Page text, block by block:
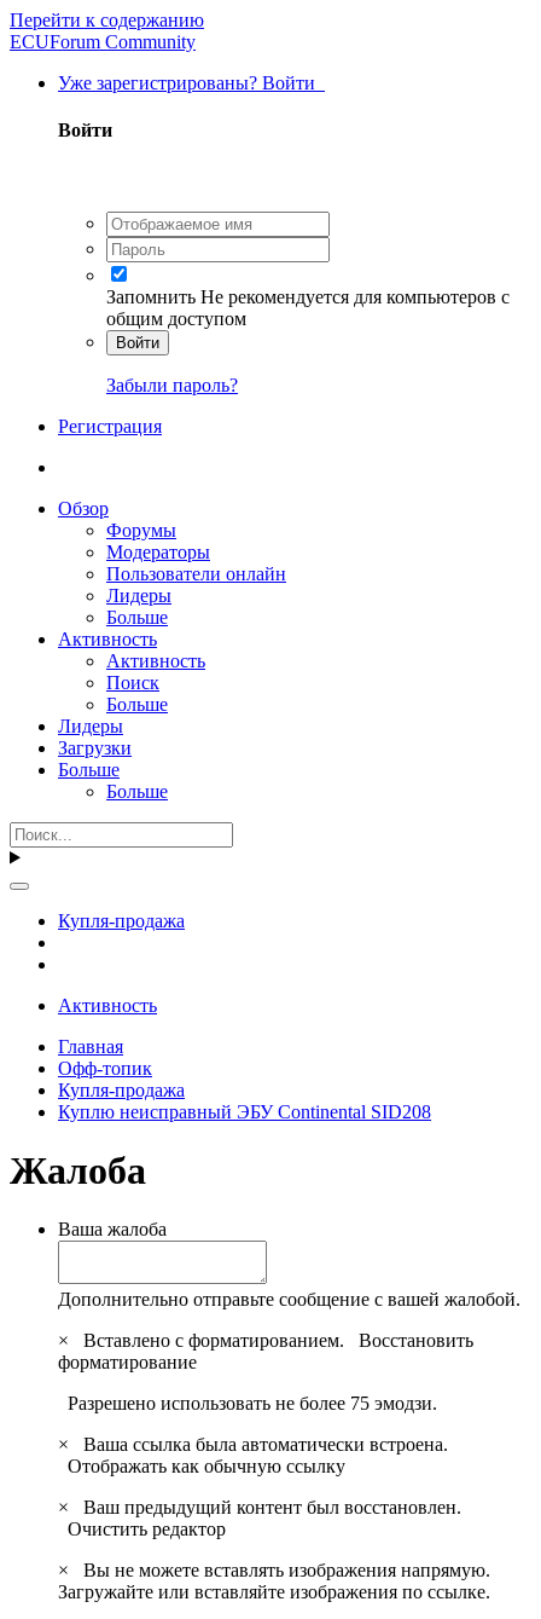
Перейти к содержанию
ECUForum Community
Уже зарегистрированы? Войти
Войти
Запомнить Не рекомендуется для компьютеров с
общим доступом
Войти
Забыли пароль?
Регистрация
Обзор
Форумы
Модераторы
Пользователи онлайн
Лидеры
Больше
Активность
Активность
Поиск
Больше
Лидеры
Загрузки
Больше
Больше
Купля-продажа
Активность
Главная
Офф-топик
Купля-продажа
Куплю неисправный ЭБУ Continental SID208
Жалоба
Ваша жалоба
Дополнительно отправьте сообщение с вашей жалобой.
×
Вставлено с форматированием. Восстановить
форматирование
Разрешено использовать не более 75 эмодзи.
×
Ваша ссылка была автоматически встроена.
Отображать как обычную ссылку
×
Ваш предыдущий контент был восстановлен.
Очистить редактор
×
Вы не можете вставлять изображения напрямую.
Загружайте или вставляйте изображения по ссылке.